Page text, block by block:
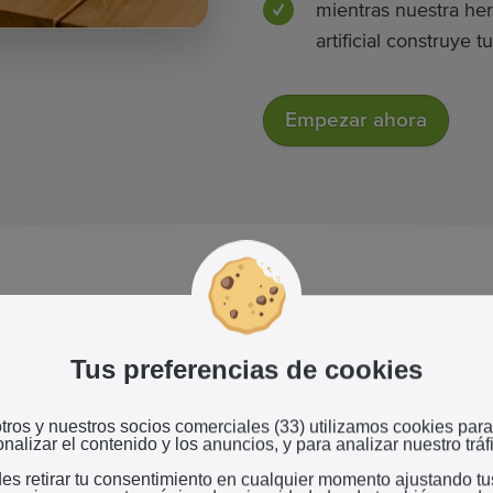
mientras nuestra
artificial construye
Empezar ahora
lo que necesitas para tu
Tus preferencias de cookies
y nuestros socios comerciales (33) utilizamos cookies para
el contenido y los anuncios, y para analizar nuestro
retirar tu consentimiento en cualquier momento ajustando